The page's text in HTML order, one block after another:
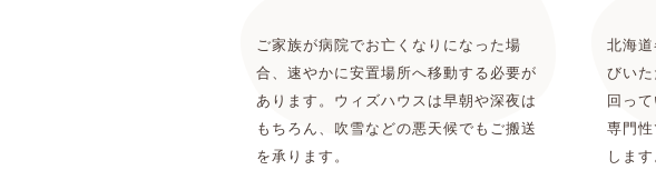
ご家族が病院でお亡くなりになった場
合、速やかに安置場所へ移動する必要が
あります。ウィズハウスは早朝や深夜は
もちろん、吹雪などの悪天候でもご搬送
を承ります。
北海
びい
回っ
専門
します